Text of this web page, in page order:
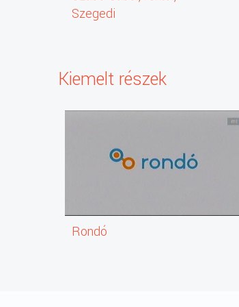
Szegedi
Kiemelt részek
Rondó